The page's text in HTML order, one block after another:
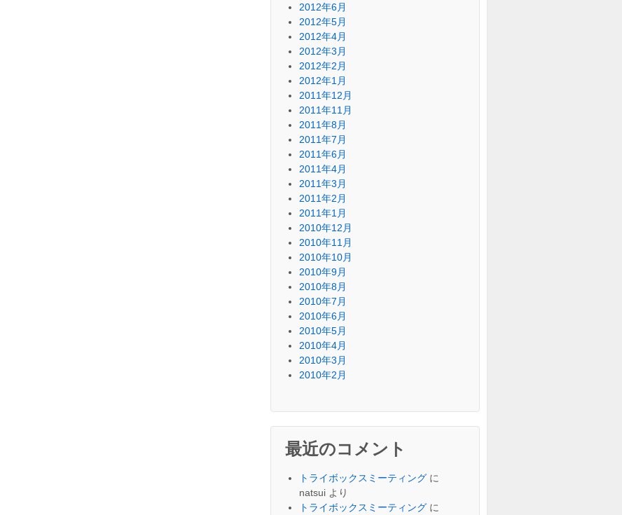
2012年6月
2012年5月
2012年4月
2012年3月
2012年2月
2012年1月
2011年12月
2011年11月
2011年8月
2011年7月
2011年6月
2011年4月
2011年3月
2011年2月
2011年1月
2010年12月
2010年11月
2010年10月
2010年9月
2010年8月
2010年7月
2010年6月
2010年5月
2010年4月
2010年3月
2010年2月
最近のコメント
トライボックスミーティングに
natsuiより
トライボックスミーティングに